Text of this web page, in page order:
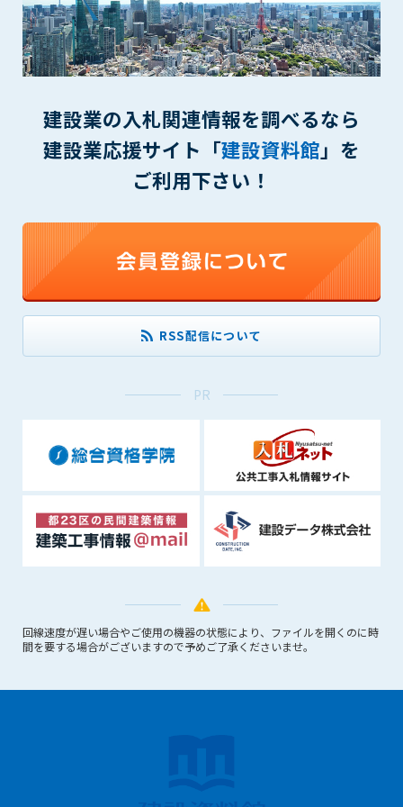
建設業の入札関連情報を調べるなら
建設業応援サイト「建設資料館」を
ご利用下さい！
RSS配信について
PR
回線速度が遅い場合やご使用の機器の状態により、ファイルを開くのに時
間を要する場合がございますので予めご了承くださいませ。
(6) 管理者が承認していない営利を目的とした行為
(7) 公序良俗に反する行為
(8) 犯罪的行為に結びつく行為
(9) その他、法律に反する行為
を、営利を目的として第三者に転売し、または転売のため
に第三者に提供すること
第7条（登録内容の削除）
管理者は、会員が登録した内容が以下に該当する、またはその
(1) 登録されている情報が、第6条の定める禁止事項に該当する
と管理者が、判断した場合
(2) 建設資料館の運営および保守管理上、必要と判断した場合
(3) 広告掲載料金の支払が遅延した場合
(4) その他、管理者が不適当と判断した場合
第8条（サービスの変更・中止等）
廃止を含み)し、本サービスの運営を中止または廃止することが
できるものとします。これに起因する会員または他の第三者が
被った損害について管理者は､一切の責任をも負わないものと
します。
ビスの提供に関連して管理者が知り得た会員の個人情報（以下
個人情報といいます）について、管理者は、以下の各号に該当
する場合を除き、第三者に開示または提供しないものとしま
(1) 会員が、自己の個人情報の開示に事前に同意している場合
(2) 個々の会員を特定できない統計的な処理をした形式で第三
者に提供する場合
に必要であると管理者が判断した場合